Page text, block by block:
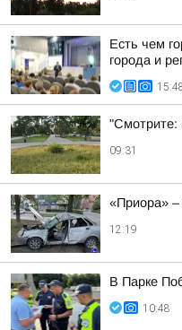
Есть чем
города и
"Смотрите:
09:31
«Приора»
12:19
В Парке
10:48